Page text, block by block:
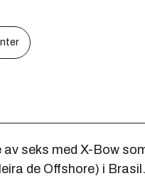
seks med X-Bow
de Offshore) i Brasil.